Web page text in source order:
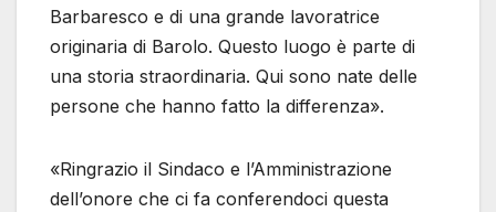
Barbaresco e di una grande lavoratrice
originaria di Barolo. Questo luogo è parte di
una storia straordinaria. Qui sono nate delle
persone che hanno fatto la differenza».
«Ringrazio il Sindaco e l’Amministrazione
dell’onore che ci fa conferendoci questa